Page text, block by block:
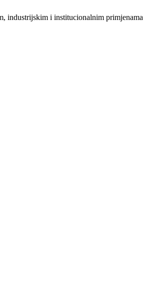
industrijskim i institucionalnim primjenama